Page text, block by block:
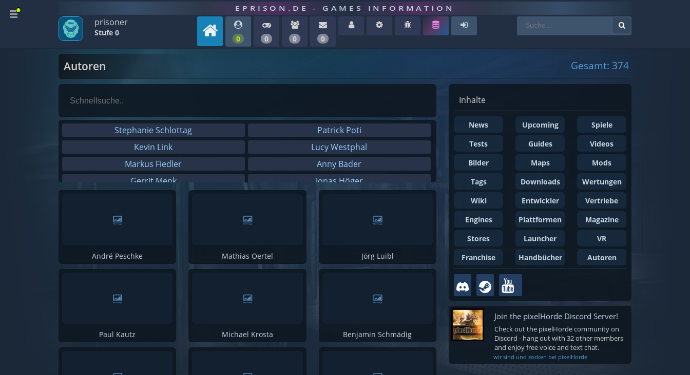
EPRISON.DE - GAMES INFORMATION
prisoner
Stufe 0
0 0 0 0
Autoren Gesamt: 374
Stephanie Schlottag
Patrick Poti
Kevin Link
Lucy Westphal
Markus Fiedler
Anny Bader
Gerrit Menk
Jonas Höger
André Baumgartner
Boris Connemann
Michael Grünwald
Matthias Hartmann
Natalie Schermann
Géraldine Hohmann
Axel Kothe
André Peschke Mathias Oertel Jörg Luibl
Paul Kautz Michael Krosta Benjamin Schmädig
Inhalte
News Upcoming
Spiele
Tests
Guides
Videos
Bilder
Maps
Mods
Tags
Downloads
Wertungen
Wiki
Entwickler
Vertriebe
Engines
Plattformen
Magazine
Stores
Launcher
VR
Franchise
Handbücher Autoren
Join the pixelHorde Discord Server!
Check out the pixelHorde community on
Discord - hang out with 32 other members
and enjoy free voice and text chat.
wir sind und zocken bei pixelHorde